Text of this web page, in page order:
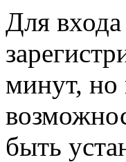
Для
минут, но
быть